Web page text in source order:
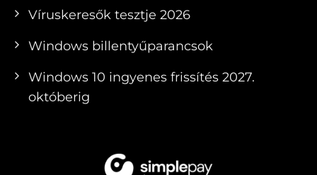
Víruskeresők tesztje 2026
Windows billentyűparancsok
Windows 10 ingyenes frissítés 2027.
októberig